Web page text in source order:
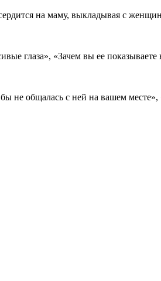
на маму, выкладывая с
глаза», «Зачем вы ее
не общалась с ней на вашем